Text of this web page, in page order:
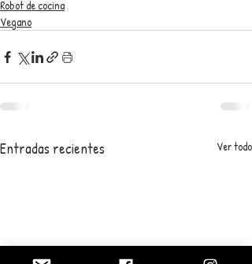
Robot de cocina
Vegano
Entradas recientes Ver todo